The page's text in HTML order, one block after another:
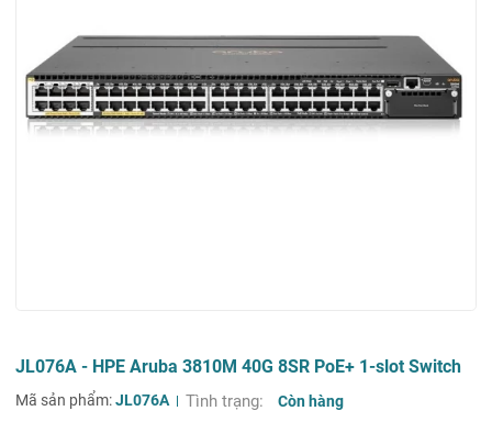
JL076A - HPE Aruba 3810M 40G 8SR PoE+ 1-slot Switch
Mã sản phẩm:JL076A Tình trạng: Còn hàng